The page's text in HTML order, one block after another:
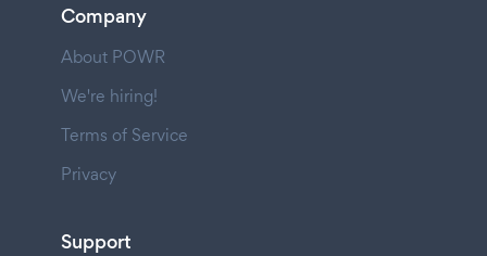
Company
About POWR
We're hiring!
Terms of Service
Privacy
Support